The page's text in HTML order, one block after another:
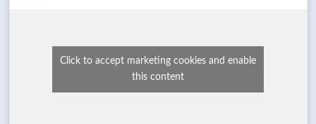
Click to accept marketing cookies and enable
this content